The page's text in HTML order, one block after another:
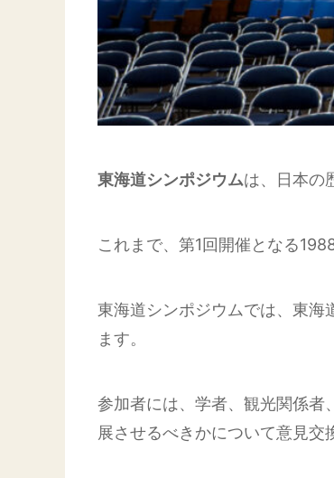
東海道シンポジウムは、日本の
これまで、第1回開催となる
東海道シンポジウムでは、東海
ます。
参加者には、学者、観光関係者
展させるべきかについて意見交